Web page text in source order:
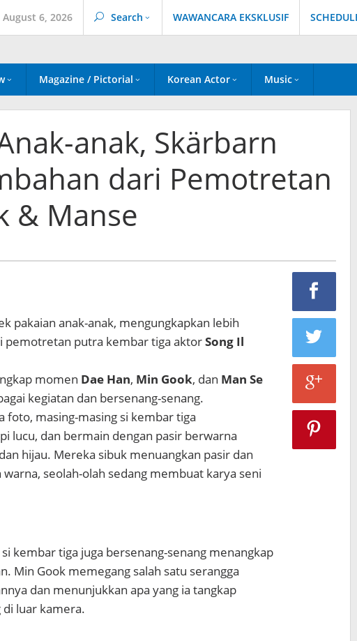
August 6, 2026 Search WAWANCARA EKSKLUSIF
Magazine / Pictorial Korean Actor Music
anak, Skärbarn
dari Pemotretan
& Manse
pakaian anak-anak, mengungkapkan lebih
pemotretan putra kembar tiga aktorSong Il
momen Dae Han, Min Gook, dan Man Se
kegiatan dan bersenang-senang.
foto, masing-masing si kembar tiga
lucu, dan bermain dengan pasir berwarna
hijau. Mereka sibuk menuangkan pasir dan
seolah-olah sedang membuat karya seni
kembar tiga juga bersenang-senang menangkap
Min Gook memegang salah satu serangga
dan menunjukkan apa yang ia tangkap
di luar kamera.